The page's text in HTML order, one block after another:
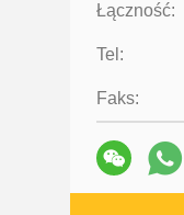
Łączność:
Tel:
Faks: